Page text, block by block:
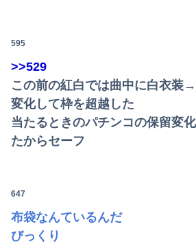
595
>>529
この前の紅白では曲中に白衣装
変化して枠を超越した
当たるときのパチンコの保留変
たからセーフ
647
布袋なんているんだ
びっくり